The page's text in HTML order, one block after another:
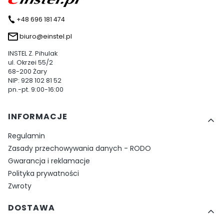
+48 696 181 474
biuro@einstel.pl
INSTEL Z. Pihulak
ul. Okrzei 55/2
68-200 Żary
NIP: 928 102 81 52
pn.-pt. 9:00-16:00
Linki w stopce
INFORMACJE
Regulamin
Zasady przechowywania danych - RODO
Gwarancja i reklamacje
Polityka prywatności
Zwroty
DOSTAWA